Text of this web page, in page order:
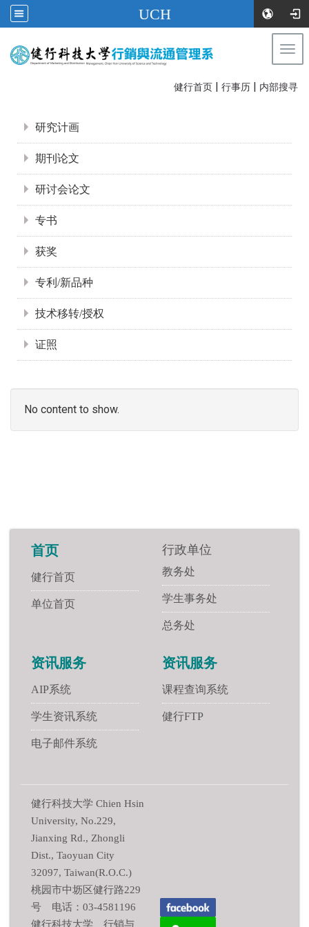
UCH
健行首页 | 行事历 | 内部搜寻
研究计画
期刊论文
研讨会论文
专书
获奖
专利/新品种
技术移转/授权
证照
No content to show.
首页
健行首页
单位首页
行政单位
教务处
学生事务处
总务处
资讯服务
AIP系统
学生资讯系统
电子邮件系统
资讯服务
课程查询系统
健行FTP
健行科技大学 Chien Hsin
University, No.229,
Jianxing Rd., Zhongli
Dist., Taoyuan City
32097, Taiwan(R.O.C.)
桃园市中坜区健行路229
号 电话：03-4581196
健行科技大学 行销与